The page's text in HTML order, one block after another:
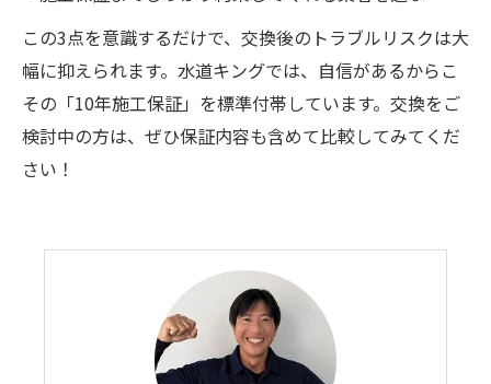
この3点を意識するだけで、交換後のトラブルリスクは大
幅に抑えられます。水道キングでは、自信があるからこ
その「10年施工保証」を標準付帯しています。交換をご
検討中の方は、ぜひ保証内容も含めて比較してみてくだ
さい！